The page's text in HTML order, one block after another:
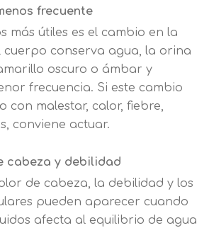
frecuente
más útiles es el cambio en la
cuerpo conserva agua, la orina
oscuro o ámbar y
frecuencia. Si este cambio
con malestar, calor, fiebre,
conviene actuar.
cabeza y debilidad
de cabeza, la debilidad y los
pueden aparecer cuando
afecta al equilibrio de agua